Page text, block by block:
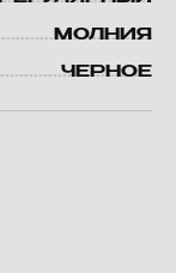
МОЛНИЯ
ЧЕРНОЕ